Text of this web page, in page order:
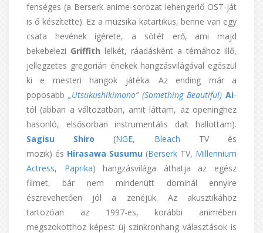
fenséges (a Berserk anime-sorozat lehengerlő OST-ját
is ő készítette). Ez a muzsika katartikus, benne van egy
csata hevének ígérete, a sötét erő, ami majd
bekebelezi Griffith lelkét, ráadásként a témához illő,
jellegzetes gregorián énekek hangzásvilágával egészül
ki e mesteri hangok játéka. Az ending már a
poposabb „Utsukushikimono” (Something Beautiful) Ai-
tól (abban a változatban, amit láttam, az openinghez
hasonló, elsősorban instrumentális dalt hallottam).
Sagisu
Shiro (NGE, Bleach TV és
mozik) és Hirasawa Susumu (Berserk TV, Millennium
Actress, Paprika) hangzásvilága áthatja az egész
filmet, bár nem mindenütt dominál ennyire
észrevehetően jól a zenéjük. Az akusztikához
tartozóan az 1997-es, korábbi animében
megszokotthoz képest új szinkronhang választások is